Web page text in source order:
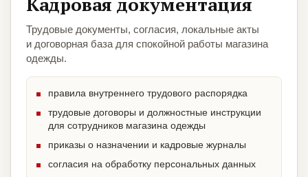
Трудовые документы, согласия, локальные акты
и договорная база для спокойной работы магазина
одежды.
правила внутреннего трудового распорядка
трудовые договоры и должностные инструкции
для сотрудников магазина одежды
приказы о назначении и кадровые журналы
согласия на обработку персональных данных